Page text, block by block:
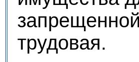
трудовая.